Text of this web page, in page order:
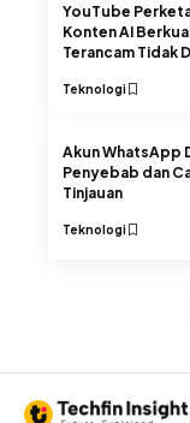
YouTube
Konten AI
Terancam Tidak
Teknologi
Akun WhatsApp
Penyebab dan
Tinjauan
Teknologi